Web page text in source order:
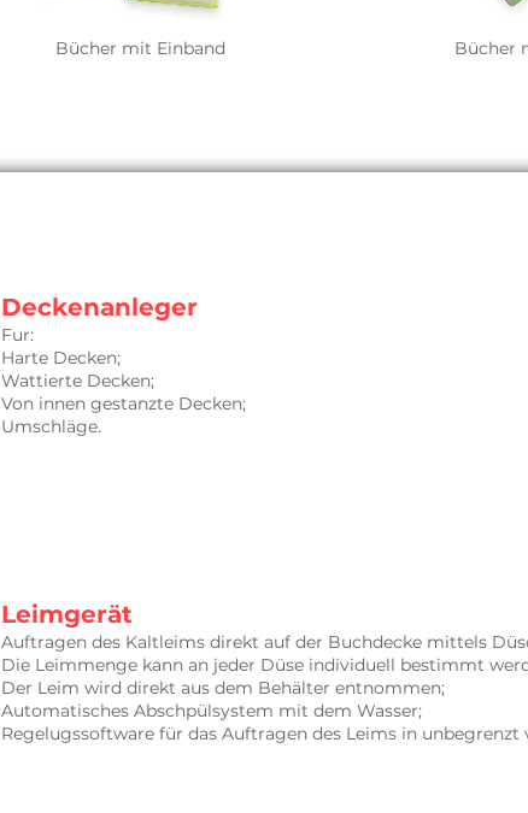
Bücher mit Einband Bücher
Deckenanleger
Fur:
Harte Decken;
Wattierte Decken;
Von innen gestanzte Decken;
Umschläge.
Leimgerät
Auftragen des Kaltleims direkt auf der Buchdecke mittels
Die Leimmenge kann an jeder Düse individuell bestimmt
Der Leim wird direkt aus dem Behälter entnommen;
Automatisches Abschpülsystem mit dem Wasser;
Regelugssoftware für das Auftragen des Leims in unbegrenzt